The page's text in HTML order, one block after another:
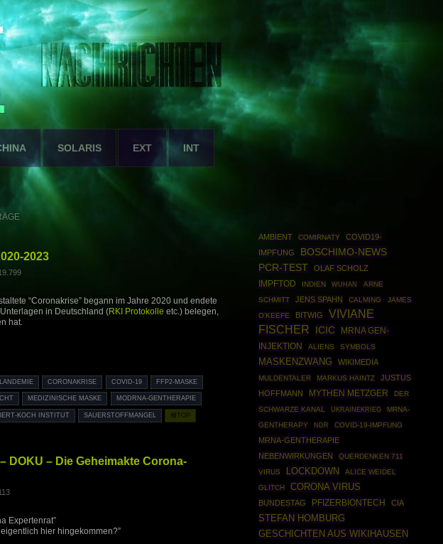
SOLARIS EXT INT
2023
“Coronakrise” begann im Jahre 2020 und endete
in Deutschland (RKI Protokolle etc.) belegen,
hat.
CORONAKRISE COVID-19 FFP2-MASKE
MEDIZINISCHE MASKE MODRNA-GENTHERAPIE
KOCH INSTITUT SAUERSTOFFMANGEL 種TOP
DOKU – Die Geheimakte Corona-
Expertenrat”
hier hingekommen?”
AMBIENT COMIRNATY
COVID19-
IMPFUNG
BOSCHIMO-NEWS
PCR-TEST OLAF SCHOLZ
IMPFTOD INDIEN WUHAN
ARNE
SCHMITT
JENS SPAHN CALMING
JAMES
O'KEEFE
BITWIG
VIVIANE
FISCHER
ICIC
MRNA GEN-
INJEKTION
ALIENS SYMBOLS
MASKENZWANG WIKIMEDIA
MULDENTALER MARKUS HAINTZ
JUSTUS
HOFFMANN
MYTHEN METZGER
DER
SCHWARZE KANAL
UKRAINEKRIEG
MRNA-
GENTHERAPY
NDR COVID-19-IMPFUNG
MRNA-GENTHERAPIE
NEBENWIRKUNGEN
QUERDENKEN 711
VIRUS
LOCKDOWN
ALICE WEIDEL
GLITCH
CORONA VIRUS
BUNDESTAG PFIZERBIONTECH CIA
STEFAN HOMBURG
GESCHICHTEN AUS WIKIHAUSEN